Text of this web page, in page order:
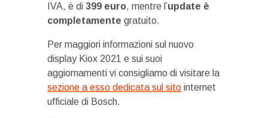
IVA, è di 399 euro, mentre l’update è
completamente gratuito.
Per maggiori informazioni sul nuovo
display Kiox 2021 e sui suoi
aggiornamenti vi consigliamo di visitare la
sezione a esso dedicata sul sito internet
ufficiale di Bosch.